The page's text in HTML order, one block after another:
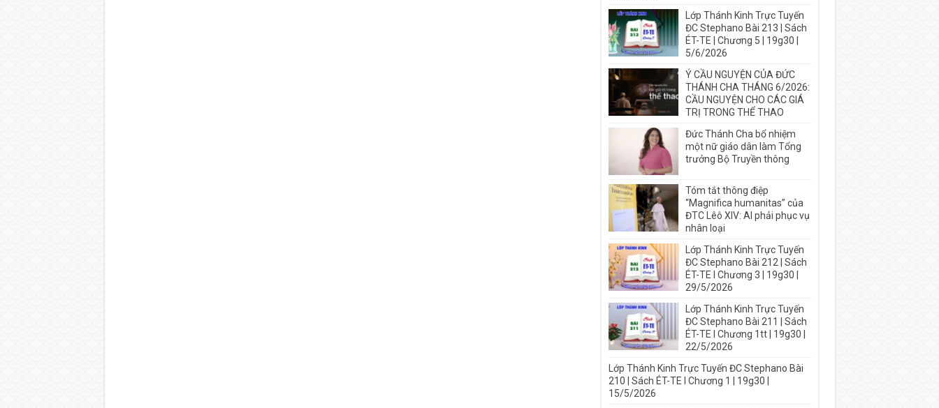
Lớp Thánh Kinh Trực Tuyến
ĐC Stephano Bài 213 | Sách
ÉT-TE | Chương 5 | 19g30 |
5/6/2026
Ý CẦU NGUYỆN CỦA ĐỨC
THÁNH CHA THÁNG 6/2026:
CẦU NGUYỆN CHO CÁC GIÁ
TRỊ TRONG THỂ THAO
Đức Thánh Cha bổ nhiệm
một nữ giáo dân làm Tổng
trưởng Bộ Truyền thông
Tóm tắt thông điệp
“Magnifica humanitas” của
ĐTC Lêô XIV: AI phải phục vụ
nhân loại
Lớp Thánh Kinh Trực Tuyến
ĐC Stephano Bài 212 | Sách
ÉT-TE I Chương 3 | 19g30 |
29/5/2026
Lớp Thánh Kinh Trực Tuyến
ĐC Stephano Bài 211 | Sách
ÉT-TE I Chương 1tt | 19g30 |
22/5/2026
Lớp Thánh Kinh Trực Tuyến ĐC Stephano Bài
210 | Sách ÉT-TE I Chương 1 | 19g30 |
15/5/2026